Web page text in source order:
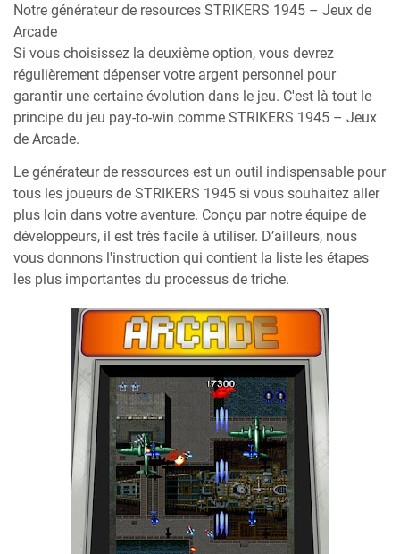
Notre générateur de resources STRIKERS 1945 – Jeux de
Arcade
Si vous choisissez la deuxième option, vous devrez
régulièrement dépenser votre argent personnel pour
garantir une certaine évolution dans le jeu. C'est là tout le
principe du jeu pay-to-win comme STRIKERS 1945 – Jeux
de Arcade.
Le générateur de ressources est un outil indispensable pour
tous les joueurs de STRIKERS 1945 si vous souhaitez aller
plus loin dans votre aventure. Conçu par notre équipe de
développeurs, il est très facile à utiliser. D’ailleurs, nous
vous donnons l'instruction qui contient la liste les étapes
les plus importantes du processus de triche.